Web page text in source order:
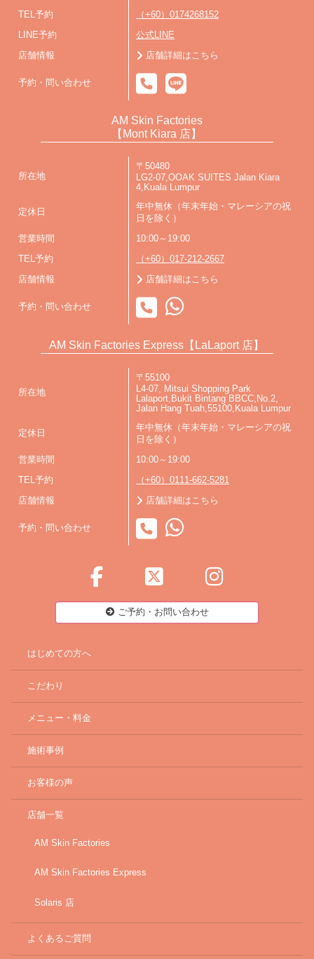
TEL予約 （+60）0174268152
LINE予約 公式LINE
店舗情報 店舗詳細はこちら
予約・問い合わせ
AM Skin Factories
【Mont Kiara 店】
所在地
〒50480
LG2-07,OOAK SUITES Jalan Kiara
4,Kuala Lumpur
定休日
年中無休（年末年始・マレーシアの祝
日を除く）
営業時間 10:00～19:00
TEL予約 （+60）017-212-2667
店舗情報 店舗詳細はこちら
予約・問い合わせ
AM Skin Factories Express【LaLaport 店】
所在地
〒55100
L4-07, Mitsui Shopping Park
Lalaport,Bukit Bintang BBCC,No.2,
Jalan Hang Tuah,55100,Kuala Lumpur
定休日
年中無休（年末年始・マレーシアの祝
日を除く）
営業時間 10:00～19:00
TEL予約 （+60）0111-662-5281
店舗情報 店舗詳細はこちら
予約・問い合わせ
ご予約・お問い合わせ
はじめての方へ
こだわり
メニュー・料金
施術事例
お客様の声
店舗一覧
AM Skin Factories
AM Skin Factories Express
Solaris 店
よくあるご質問